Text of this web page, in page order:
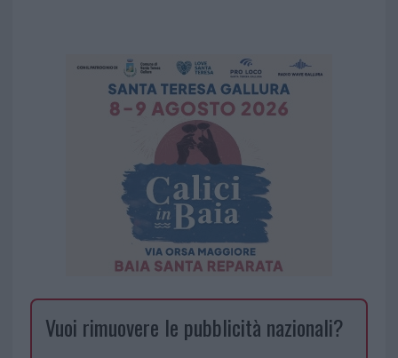
Vuoi rimuovere le pubblicità nazionali?